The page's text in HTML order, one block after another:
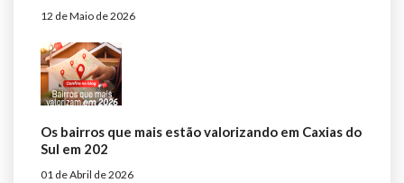
12 de Maio de 2026
Os bairros que mais estão valorizando em Caxias do
Sul em 202
01 de Abril de 2026